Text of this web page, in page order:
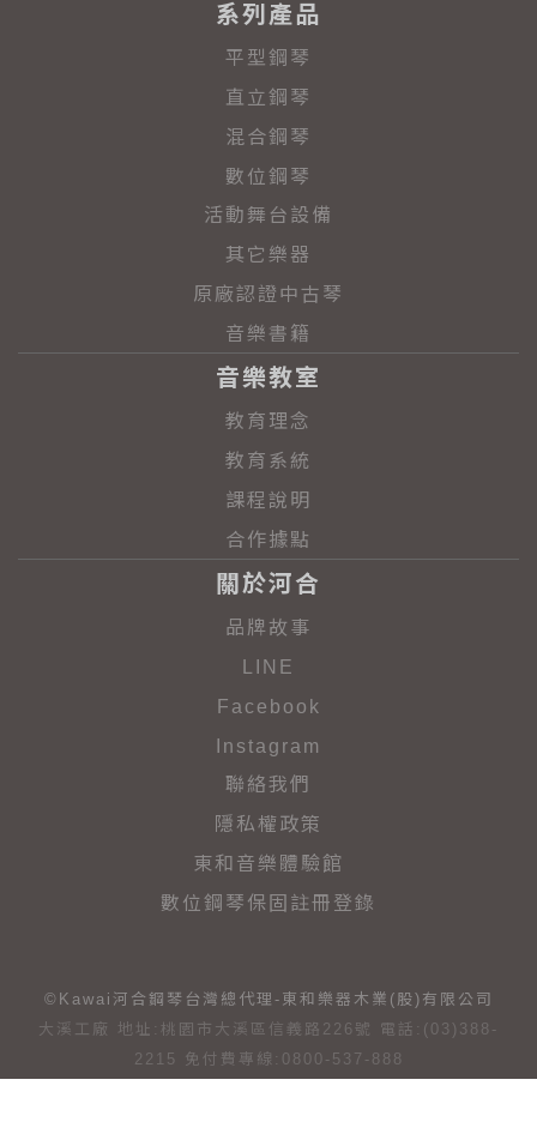
系列產品
平型鋼琴
直立鋼琴
混合鋼琴
數位鋼琴
活動舞台設備
其它樂器
原廠認證中古琴
音樂書籍
音樂教室
教育理念
教育系統
課程說明
合作據點
關於河合
品牌故事
LINE
Facebook
Instagram
聯絡我們
隱私權政策
東和音樂體驗館
數位鋼琴保固註冊登錄
©Kawai河合鋼琴台灣總代理-東和樂器木業(股)有限公司
大溪工廠 地址:桃園市大溪區信義路226號 電話:(03)388-
2215 免付費專線:0800-537-888